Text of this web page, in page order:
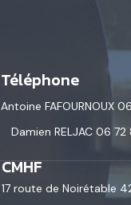
Téléphone
Antoine FAFOURNOUX
Damien RELJAC 06 72
CMHF
17 route de Noirétable